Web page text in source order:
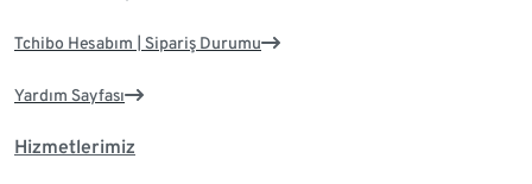
Tchibo Hesabım | Sipariş Durumu
Yardım Sayfası
Hizmetlerimiz